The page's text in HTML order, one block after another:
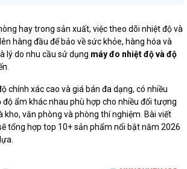
hay trong sản xuất, việc theo dõi nhiệt độ và
hàng đầu để bảo về sức khỏe, hàng hóa và
lý do nhu cầu sử dụng máy đo nhiệt độ và độ
chính xác cao và giá bán đa dạng, có nhiều
ẩm khác nhau phù hợp cho nhiều đối tượng
kho, văn phòng và phòng thí nghiệm. Bài viết
tổng hợp top 10+ sản phẩm nổi bật năm 2026